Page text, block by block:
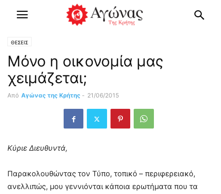
ΘΕΣΕΙΣ
Μόνο η οικονομία μας
χειμάζεται;
Από Αγώνας της Κρήτης - 21/06/2015
Κύριε Διευθυντά,
Παρακολουθώντας τον Τύπο, τοπικό – περιφερειακό,
ανελλιπώς, μου γεννιόνται κάποια ερωτήματα που τα